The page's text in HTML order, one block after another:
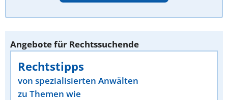
Angebote für Rechtssuchende
Rechtstipps
von spezialisierten Anwälten
zu Themen wie